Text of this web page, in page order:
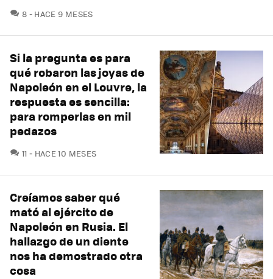
8 COMENTARIOS
HACE 9 MESES
Si la pregunta es para
qué robaron las joyas de
Napoleón en el Louvre, la
respuesta es sencilla:
para romperlas en mil
pedazos
11 COMENTARIOS
HACE 10 MESES
Creíamos saber qué
mató al ejército de
Napoleón en Rusia. El
hallazgo de un diente
nos ha demostrado otra
cosa